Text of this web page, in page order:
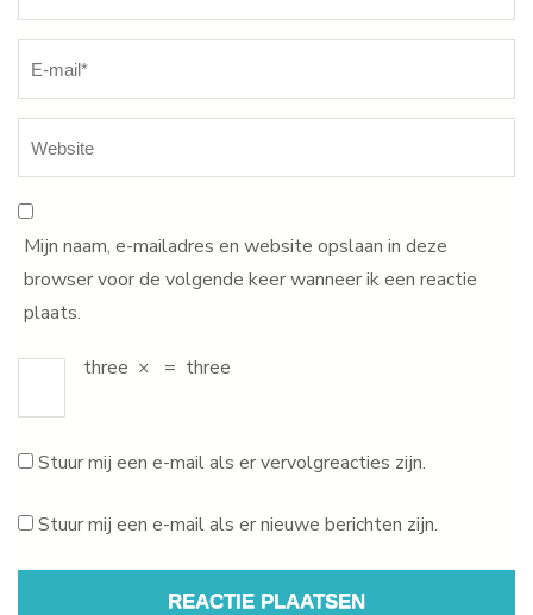
Mijn naam, e-mailadres en website opslaan in deze
browser voor de volgende keer wanneer ik een reactie
plaats.
three × = three
Stuur mij een e-mail als er vervolgreacties zijn.
Stuur mij een e-mail als er nieuwe berichten zijn.